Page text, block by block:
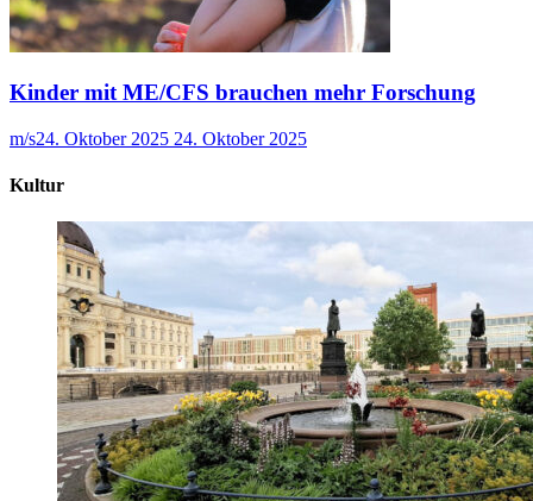
Kinder mit ME/CFS brauchen mehr Forschung
m/s24. Oktober 2025 24. Oktober 2025
Kultur